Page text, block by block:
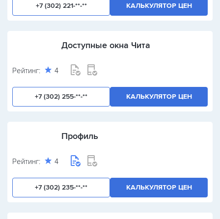
+7 (302) 221-**-** КАЛЬКУЛЯТОР ЦЕН
Доступные окна Чита
Рейтинг: 4
+7 (302) 255-**-** КАЛЬКУЛЯТОР ЦЕН
Профиль
Рейтинг: 4
+7 (302) 235-**-** КАЛЬКУЛЯТОР ЦЕН